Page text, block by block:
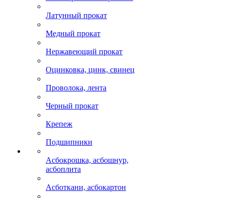
Латунный прокат
Медный прокат
Нержавеющий прокат
Оцинковка, цинк, свинец
Проволока, лента
Черный прокат
Крепеж
Подшипники
Асбокрошка, асбошнур,
асбоплита
Асботкани, асбокартон